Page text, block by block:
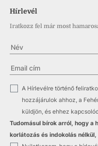
Hírlevél
Iratkozz fel már most
A Hírlevélre történő
hozzájárulok ahhoz, a
küldjön, és ehhez
Tudomásul bírok arról, hogy a
korlátozás és indokolás